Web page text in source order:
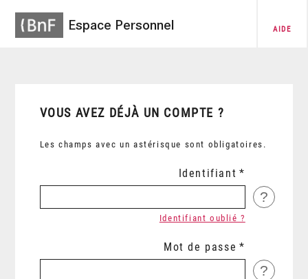
Espace Personnel AIDE
VOUS AVEZ DÉJÀ UN COMPTE ?
Les champs avec un astérisque sont obligatoires.
Identifiant
?
Identifiant oublié ?
Mot de passe
?